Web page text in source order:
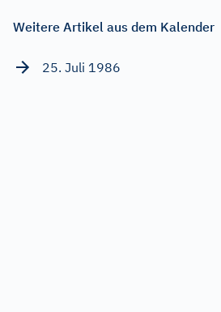
Weitere Artikel aus dem Kalender
25. Juli 1986